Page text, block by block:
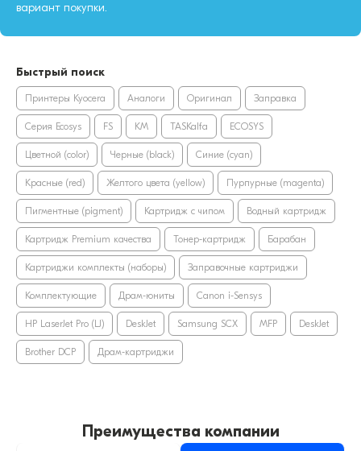
вариант покупки.
Быстрый поиск
Принтеры Kyocera Аналоги Оригинал Заправка
Серия Ecosys FS KM TASKalfa ECOSYS
Цветной (color) Черные (black) Синие (cyan)
Красные (red) Желтого цвета (yellow) Пурпурные (magenta)
Пигментные (pigment) Картридж с чипом Водный картридж
Картридж Premium качества Тонер-картридж Барабан
Картриджи комплекты (наборы) Заправочные картриджи
Комплектующие Драм-юниты Canon i-Sensys
HP LaserJet Pro (LJ) DeskJet Samsung SCX MFP DeskJet
Brother DCP Драм-картриджи
Преимущества компании